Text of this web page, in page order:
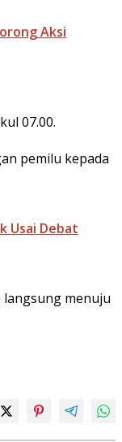
Aksi
07.00.
pemilu kepada
Usai Debat
langsung menuju